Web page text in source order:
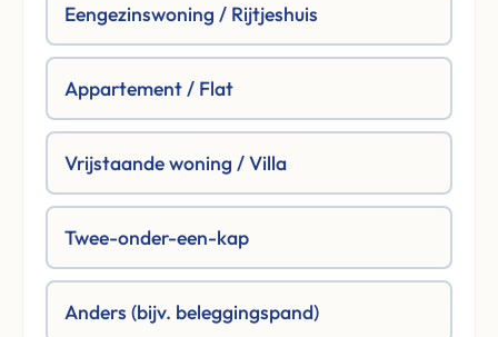
Eengezinswoning / Rijtjeshuis
Appartement / Flat
Vrijstaande woning / Villa
Twee-onder-een-kap
Anders (bijv. beleggingspand)